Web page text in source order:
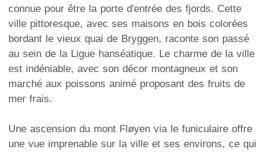
connue pour être la porte d'entrée des fjords. Cette
ville pittoresque, avec ses maisons en bois colorées
bordant le vieux quai de Bryggen, raconte son passé
au sein de la Ligue hanséatique. Le charme de la ville
est indéniable, avec son décor montagneux et son
marché aux poissons animé proposant des fruits de
mer frais.
Une ascension du mont Fløyen via le funiculaire offre
une vue imprenable sur la ville et ses environs, ce qui